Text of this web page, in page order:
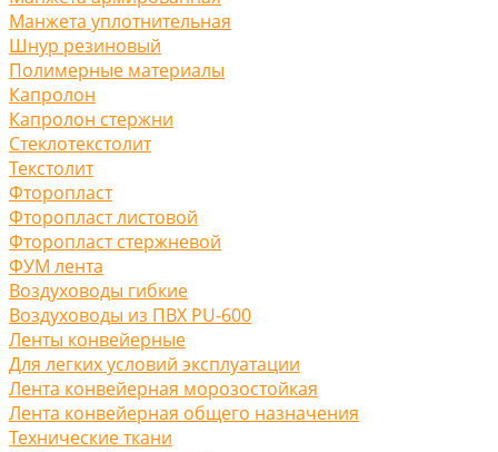
Манжета уплотнительная
Шнур резиновый
Полимерные материалы
Капролон
Капролон стержни
Стеклотекстолит
Текстолит
Фторопласт
Фторопласт листовой
Фторопласт стержневой
ФУМ лента
Воздуховоды гибкие
Воздуховоды из ПВХ PU-600
Ленты конвейерные
Для легких условий эксплуатации
Лента конвейерная морозостойкая
Лента конвейерная общего назначения
Технические ткани